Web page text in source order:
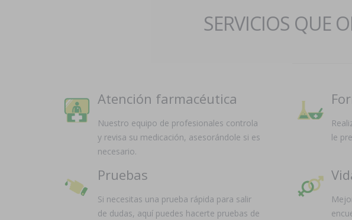
SERVICIOS QUE
Atención farmacéutica
Nuestro equipo de profesionales controla
y revisa su medicación, asesorándole si es
necesario.
le
Pruebas
Si necesitas una prueba rápida para salir
de dudas, aquí puedes hacerte pruebas de